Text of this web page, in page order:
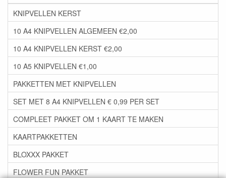
KNIPVELLEN KERST
10 A4 KNIPVELLEN ALGEMEEN €2,00
10 A4 KNIPVELLEN KERST €2,00
10 A5 KNIPVELLEN €1,00
PAKKETTEN MET KNIPVELLEN
SET MET 8 A4 KNIPVELLEN € 0,99 PER SET
COMPLEET PAKKET OM 1 KAART TE MAKEN
KAARTPAKKETTEN
BLOXXX PAKKET
FLOWER FUN PAKKET